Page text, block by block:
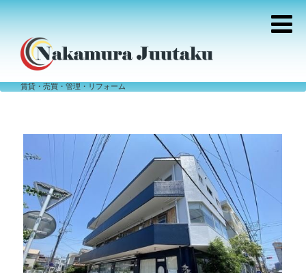
賃貸・売買・管理・リフォーム